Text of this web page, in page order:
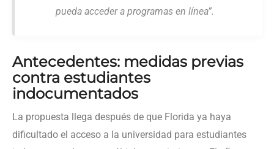
pueda acceder a programas en línea”.
Antecedentes: medidas previas
contra estudiantes
indocumentados
La propuesta llega después de que Florida ya haya
dificultado el acceso a la universidad para estudiantes